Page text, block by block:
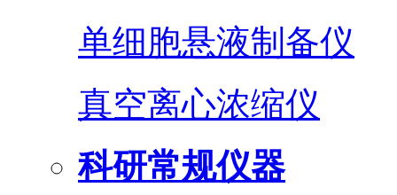
单细胞悬液制备仪
真空离心浓缩仪
科研常规仪器